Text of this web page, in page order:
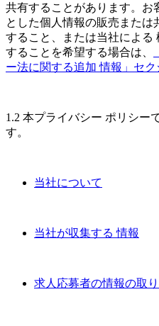
共有することがあります。お
とした個人情報の販売または
すること、または当社による
することを希望する場合は、
ー法に関する追加 情報」セ
1.2 本プライバシー ポリシー
す。
当社について
当社が収集する 情報
求人応募者の情報の取